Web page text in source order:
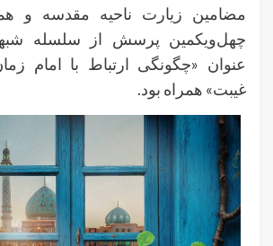
مضامین زیارت ناحیه مقدسه و
چهل‌ویکمین پرسش از سلسله
عنوان «چگونگی ارتباط با امام
غیبت» همراه بود.